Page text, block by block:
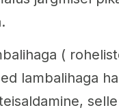
(
lambalihaga